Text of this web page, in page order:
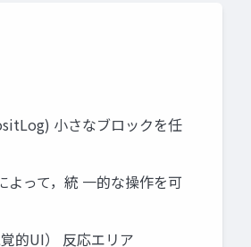
小さなブロックを任
って，統 一的な操作を可
的UI） 反応エリア